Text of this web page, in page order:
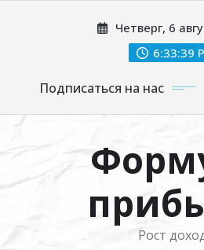
Четверг, 6
6:33:41
Подписаться на нас
Рост